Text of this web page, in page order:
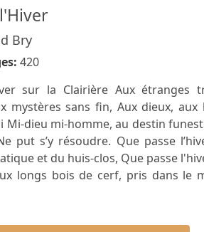
Bry
420
sur la Clairière Aux étranges
mystères sans fin, Aux dieux,
Mi-dieu mi-homme, au destin
put s’y résoudre. Que passe
et du huis-clos, Que passe
longs bois de cerf, pris dans le